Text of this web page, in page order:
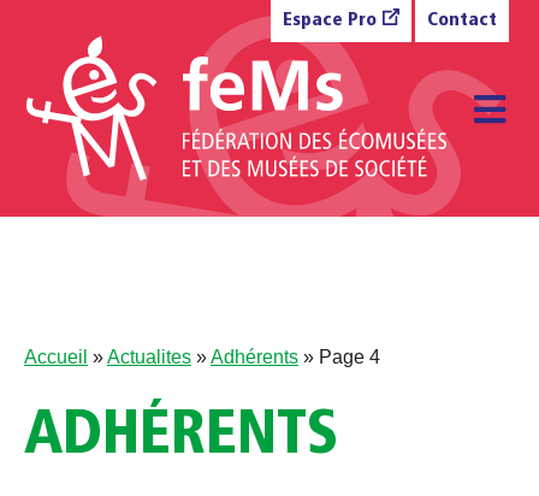
Espace Pro Contact
Accueil »Actualites »Adhérents » Page 4
ADHÉRENTS